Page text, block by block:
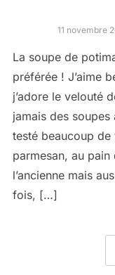
11 novembre
La soupe de
préférée ! J’aime
j’adore le velouté
jamais des soupes
testé beaucoup
parmesan, au pain
l’ancienne mais
fois, […]